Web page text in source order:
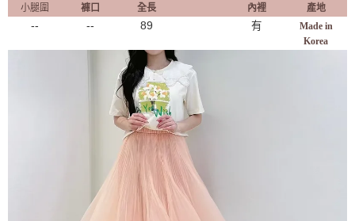
小腿圍
褲口 全長 內裡 產地
-- -- 89 有
Made in
Korea